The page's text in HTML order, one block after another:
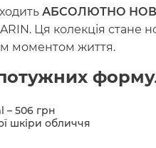
АБСОЛЮТНО НОВА
Ця колекція стане
моментом життя.
– 506 грн
шкіри обличчя